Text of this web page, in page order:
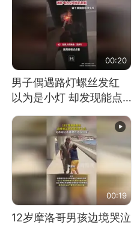
00:20
男子偶遇路灯螺丝发红
以为是小灯 却发现能点
处理
00:19
12岁摩洛哥男孩边境哭泣